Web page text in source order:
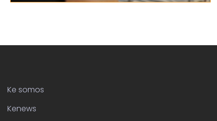
Ke somos
Kenews